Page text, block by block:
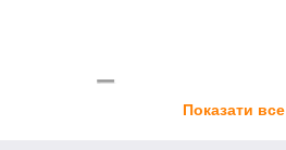
Показати все